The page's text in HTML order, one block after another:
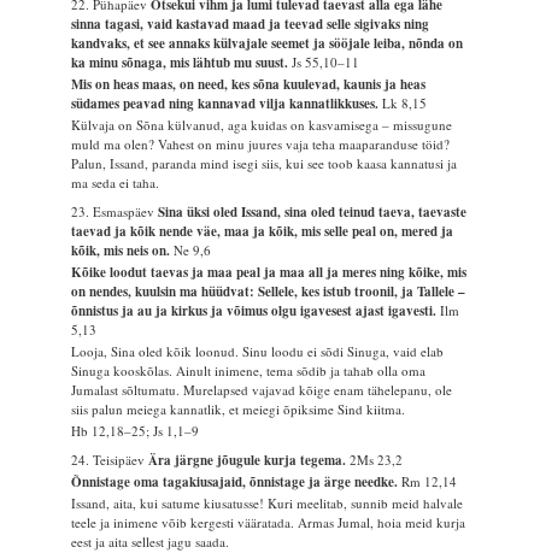
22. PühapäevOtsekui vihm ja lumi tulevad taevast alla ega lähe
sinna tagasi, vaid kastavad maad ja teevad selle sigivaks ning
kandvaks, et see annaks külvajale seemet ja sööjale leiba, nõnda on
ka minu sõnaga, mis lähtub mu suust.Js 55,10–11
Mis on heas maas, on need, kes sõna kuulevad, kaunis ja heas
südames peavad ning kannavad vilja kannatlikkuses.Lk 8,15
Külvaja on Sõna külvanud, aga kuidas on kasvamisega – missugune
muld ma olen? Vahest on minu juures vaja teha maaparanduse töid?
Palun, Issand, paranda mind isegi siis, kui see toob kaasa kannatusi ja
ma seda ei taha.
23. EsmaspäevSina üksi oled Issand, sina oled teinud taeva, taevaste
taevad ja kõik nende väe, maa ja kõik, mis selle peal on, mered ja
kõik, mis neis on.Ne 9,6
Kõike loodut taevas ja maa peal ja maa all ja meres ning kõike, mis
on nendes, kuulsin ma hüüdvat: Sellele, kes istub troonil, ja Tallele –
õnnistus ja au ja kirkus ja võimus olgu igavesest ajast igavesti.Ilm
5,13
Looja, Sina oled kõik loonud. Sinu loodu ei sõdi Sinuga, vaid elab
Sinuga kooskõlas. Ainult inimene, tema sõdib ja tahab olla oma
Jumalast sõltumatu. Murelapsed vajavad kõige enam tähelepanu, ole
siis palun meiega kannatlik, et meiegi õpiksime Sind kiitma.
Hb 12,18–25; Js 1,1–9
24. Teisipäev Ära järgne jõugule kurja tegema.2Ms 23,2
Õnnistage oma tagakiusajaid, õnnistage ja ärge needke.Rm 12,14
Issand, aita, kui satume kiusatusse! Kuri meelitab, sunnib meid halvale
teele ja inimene võib kergesti vääratada. Armas Jumal, hoia meid kurja
eest ja aita sellest jagu saada.